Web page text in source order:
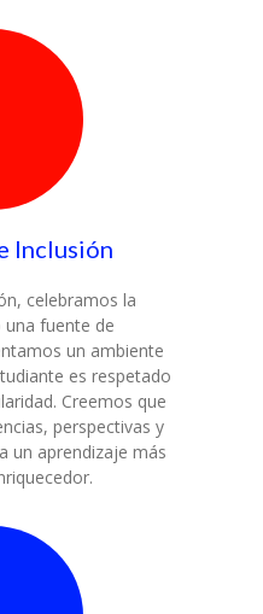
Inclusión
celebramos la
fuente de
un ambiente
es respetado
Creemos que
perspectivas y
un aprendizaje más